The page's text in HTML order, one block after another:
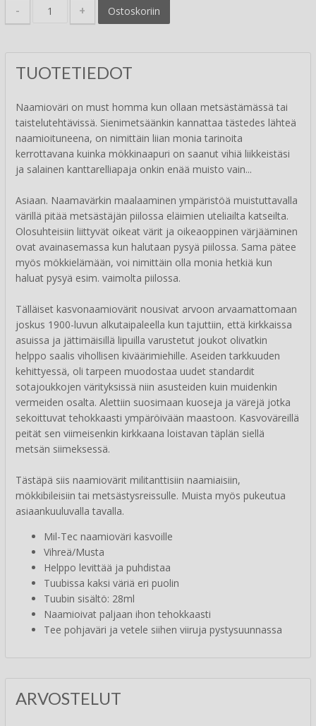
- + Ostoskoriin
TUOTETIEDOT
Naamioväri on must homma kun ollaan metsästämässä tai
taistelutehtävissä. Sienimetsäänkin kannattaa tästedes lähteä
naamioituneena, on nimittäin liian monia tarinoita
kerrottavana kuinka mökkinaapuri on saanut vihiä liikkeistäsi
ja salainen kanttarelliapaja onkin enää muisto vain...
Asiaan. Naamavärkin maalaaminen ympäristöä muistuttavalla
värillä pitää metsästäjän piilossa eläimien uteliailta katseilta.
Olosuhteisiin liittyvät oikeat värit ja oikeaoppinen värjääminen
ovat avainasemassa kun halutaan pysyä piilossa. Sama pätee
myös mökkielämään, voi nimittäin olla monia hetkiä kun
haluat pysyä esim. vaimolta piilossa.
Tälläiset kasvonaamiovärit nousivat arvoon arvaamattomaan
joskus 1900-luvun alkutaipaleella kun tajuttiin, että kirkkaissa
asuissa ja jättimäisillä lipuilla varustetut joukot olivatkin
helppo saalis vihollisen kiväärimiehille. Aseiden tarkkuuden
kehittyessä, oli tarpeen muodostaa uudet standardit
sotajoukkojen värityksissä niin asusteiden kuin muidenkin
vermeiden osalta. Alettiin suosimaan kuoseja ja värejä jotka
sekoittuvat tehokkaasti ympäröivään maastoon. Kasvoväreillä
peität sen viimeisenkin kirkkaana loistavan täplän siellä
metsän siimeksessä.
Tästäpä siis naamiovärit militanttisiin naamiaisiin,
mökkibileisiin tai metsästysreissulle. Muista myös pukeutua
asiaankuuluvalla tavalla.
Mil-Tec naamioväri kasvoille
Vihreä/Musta
Helppo levittää ja puhdistaa
Tuubissa kaksi väriä eri puolin
Tuubin sisältö: 28ml
Naamioivat paljaan ihon tehokkaasti
Tee pohjaväri ja vetele siihen viiruja pystysuunnassa
ARVOSTELUT